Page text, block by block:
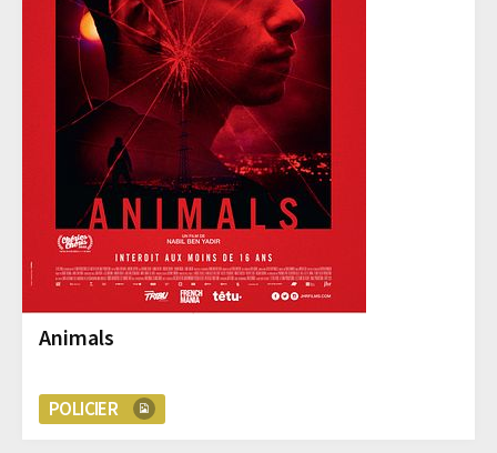
Animals
POLICIER